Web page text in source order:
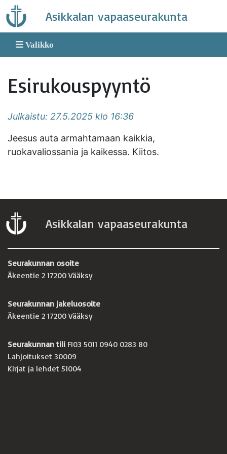
Skip
to
content
Asikkalan vapaaseurakunta
Valikko
Esirukouspyyntö
Julkaistu: 27.5.2025 klo 16:36
Jeesus auta armahtamaan kaikkia,
ruokavaliossania ja kaikessa. Kiitos.
Asikkalan vapaaseurakunta
Seurakunnan osoite
Äkeentie 2 17200 Vääksy
Seurakunnan jakeluosoite
Äkeentie 2 17200 Vääksy
Seurakunnan tili FI03 5011 0940 0283 80
Lahjoitukset 30009
Kirjat ja lehdet 51004